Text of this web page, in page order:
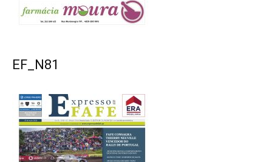
EF_N81